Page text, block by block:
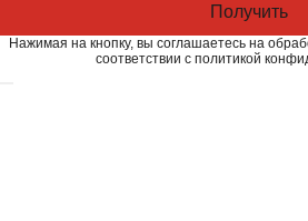
Получить
Нажимая на кнопку, вы соглашаетесь на
соответствии с политикой